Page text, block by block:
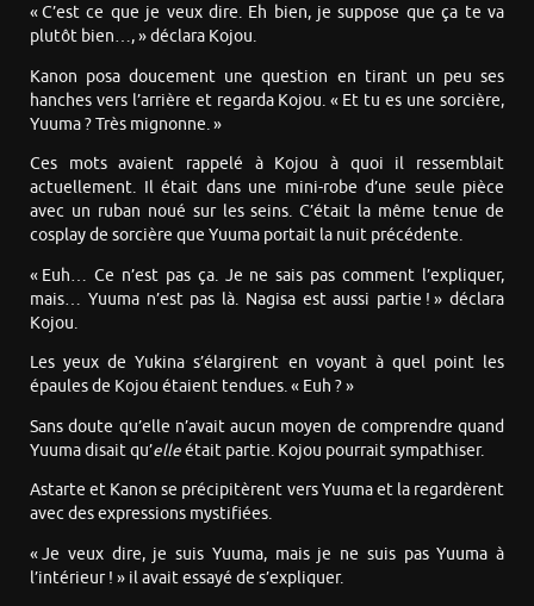
« C’est ce que je veux dire. Eh bien, je suppose que ça te va
plutôt bien…, » déclara Kojou.
Kanon posa doucement une question en tirant un peu ses
hanches vers l’arrière et regarda Kojou. « Et tu es une sorcière,
Yuuma ? Très mignonne. »
Ces mots avaient rappelé à Kojou à quoi il ressemblait
actuellement. Il était dans une mini-robe d’une seule pièce
avec un ruban noué sur les seins. C’était la même tenue de
cosplay de sorcière que Yuuma portait la nuit précédente.
« Euh… Ce n’est pas ça. Je ne sais pas comment l’expliquer,
mais… Yuuma n’est pas là. Nagisa est aussi partie ! » déclara
Kojou.
Les yeux de Yukina s’élargirent en voyant à quel point les
épaules de Kojou étaient tendues. « Euh ? »
Sans doute qu’elle n’avait aucun moyen de comprendre quand
Yuuma disait qu’elleétait partie. Kojou pourrait sympathiser.
Astarte et Kanon se précipitèrent vers Yuuma et la regardèrent
avec des expressions mystifiées.
« Je veux dire, je suis Yuuma, mais je ne suis pas Yuuma à
l’intérieur ! » il avait essayé de s’expliquer.